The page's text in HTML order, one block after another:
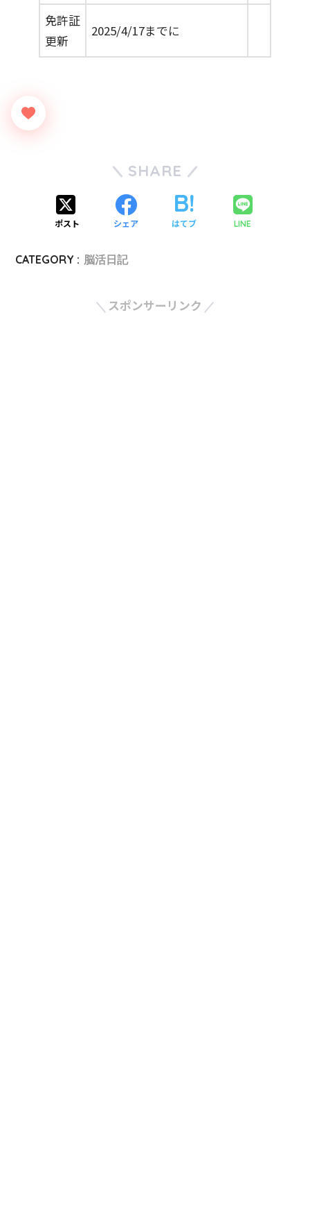
免許証
更新
2025/4/17までに
SHARE
ポスト シェア はてブ LINE
CATEGORY : 脳活日記
スポンサーリンク